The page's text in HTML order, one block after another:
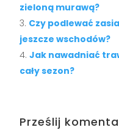
zieloną murawą?
Czy podlewać
jeszcze wschodów?
Jak nawadniać
cały sezon?
Prześlij